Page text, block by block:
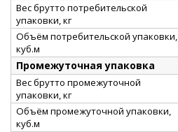
Вес брутто потребительской
упаковки, кг
Объём потребительской упаковки,
куб.м
Промежуточная упаковка
Вес брутто промежуточной
упаковки, кг
Объём промежуточной упаковки,
куб.м